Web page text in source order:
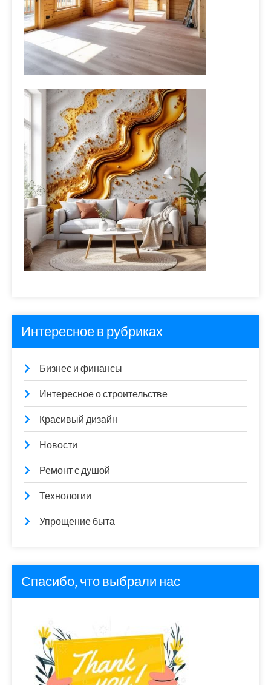
Интересное в рубриках
Бизнес и финансы
Интересное о строительстве
Красивый дизайн
Новости
Ремонт с душой
Технологии
Упрощение быта
Спасибо, что выбрали нас